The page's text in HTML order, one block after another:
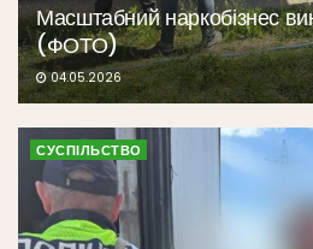
Масштабний наркобізнес
(ФОТО)
04.05.2026
СУСПІЛЬСТВО